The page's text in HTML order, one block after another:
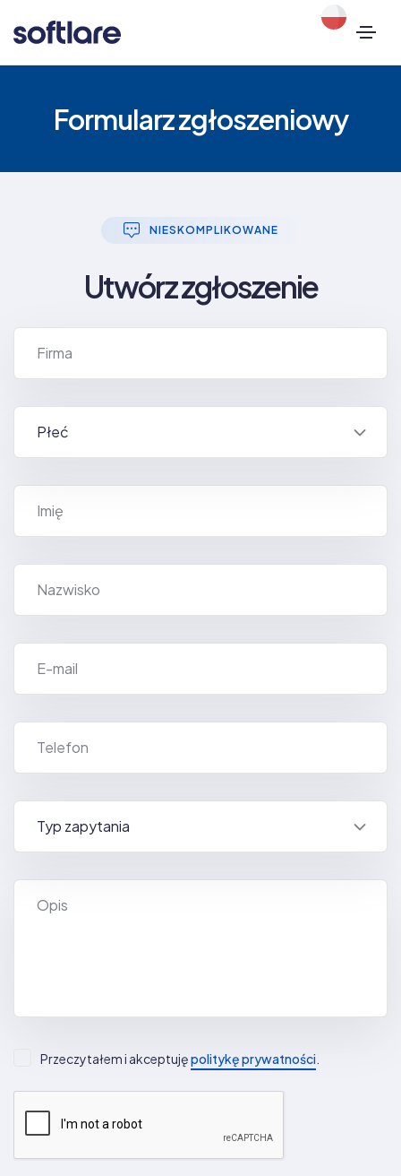
Formularz zgłoszeniowy
NIESKOMPLIKOWANE
Utwórz zgłoszenie
Przeczytałem i akceptujępolitykę prywatności